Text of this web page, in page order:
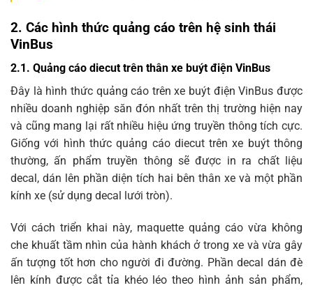
2. Các hình thức quảng cáo trên hệ sinh thái
VinBus
2.1. Quảng cáo diecut trên thân xe buýt điện VinBus
Đây là hình thức quảng cáo trên xe buýt điện VinBus được
nhiều doanh nghiệp săn đón nhất trên thị trường hiện nay
và cũng mang lại rất nhiều hiệu ứng truyền thông tích cực.
Giống với hình thức quảng cáo diecut trên xe buýt thông
thường, ấn phẩm truyền thông sẽ được in ra chất liệu
decal, dán lên phần diện tích hai bên thân xe và một phần
kính xe (sử dụng decal lưới tròn).
Với cách triển khai này, maquette quảng cáo vừa không
che khuất tầm nhìn của hành khách ở trong xe và vừa gây
ấn tượng tốt hơn cho người đi đường. Phần decal dán đè
lên kính được cắt tỉa khéo léo theo hình ảnh sản phẩm,